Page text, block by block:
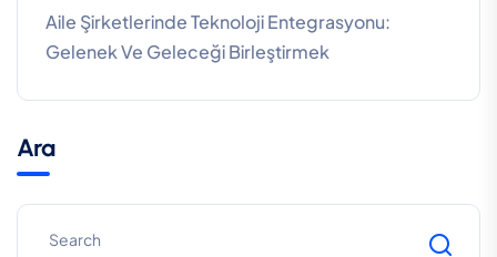
Aile Şirketlerinde Teknoloji Entegrasyonu:
Gelenek Ve Geleceği Birleştirmek
Ara